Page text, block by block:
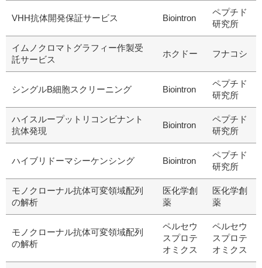
VHH抗体開発保証サービス Biointron
ペプチド
研究所
イムノクロマトグラフィー作製受
託サービス
ホクドー フナコシ
シングルB細胞スクリーニング Biointron
ペプチド
研究所
ハイスループットリコンビナント
抗体発現
Biointron
ペプチド
研究所
ハイブリドーマシーケンシング Biointron
ペプチド
研究所
モノクローナル抗体可変領域配列
の解析
医化学創
薬
医化学創
薬
モノクローナル抗体可変領域配列
の解析
ペルセウ
スプロテ
オミクス
ペルセウ
スプロテ
オミクス
実験フローガイド
ワケンG オンラインショップ
和研薬 ホームページ